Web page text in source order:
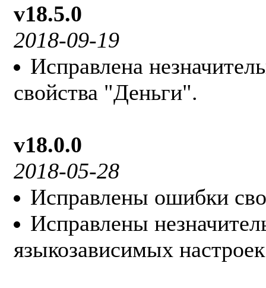
v18.5.0
2018-09-19
Исправлена
свойства "Деньги".
v18.0.0
2018-05-28
Исправлены ошибки
Исправлены
языкозависимых